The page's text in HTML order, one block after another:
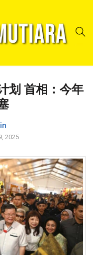
划 首相：今年
2025